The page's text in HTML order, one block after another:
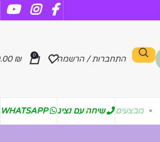
התחברות / הרשמה 0
₪
מבצעים שיחה עם נציג WHATSAPP